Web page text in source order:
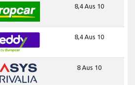
8,4 Aus 10
8,4 Aus 10
8 Aus 10